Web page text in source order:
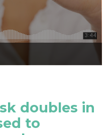
doubles in
to